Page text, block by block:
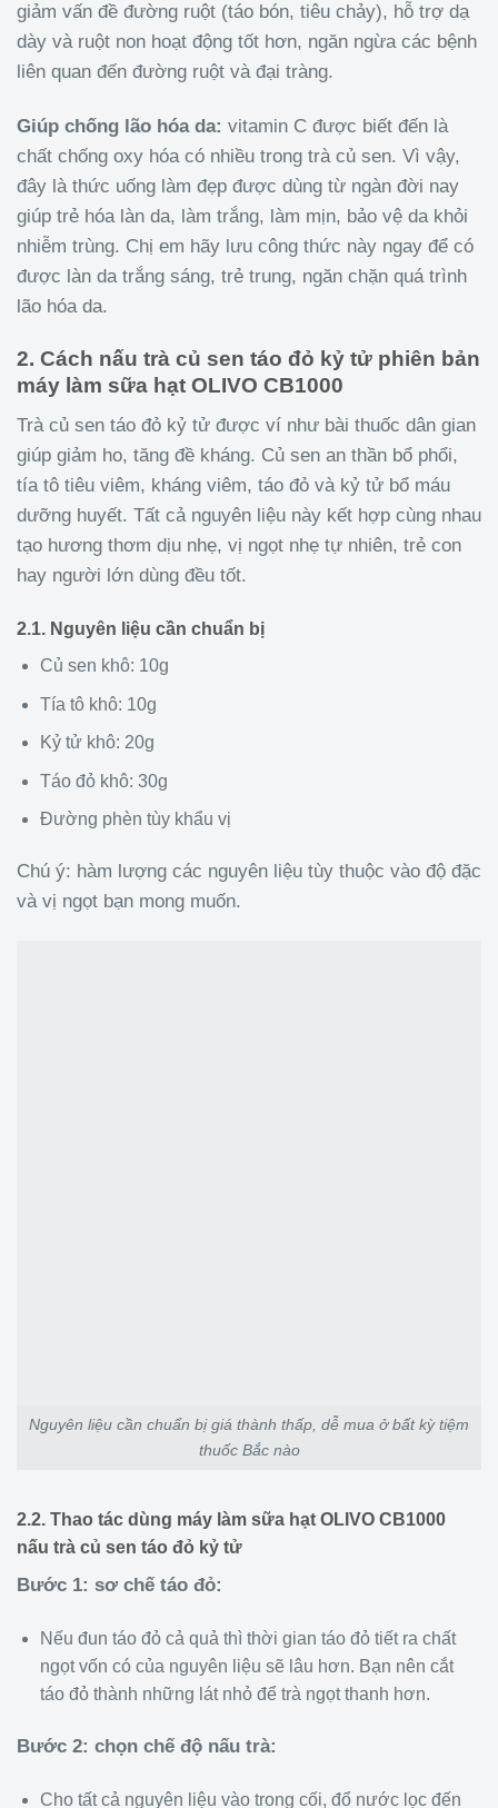
giảm vấn đề đường ruột (táo bón, tiêu chảy), hỗ trợ dạ
dày và ruột non hoạt động tốt hơn, ngăn ngừa các bệnh
liên quan đến đường ruột và đại tràng.
Giúp chống lão hóa da: vitamin C được biết đến là
chất chống oxy hóa có nhiều trong trà củ sen. Vì vậy,
đây là thức uống làm đẹp được dùng từ ngàn đời nay
giúp trẻ hóa làn da, làm trắng, làm mịn, bảo vệ da khỏi
nhiễm trùng. Chị em hãy lưu công thức này ngay để có
được làn da trắng sáng, trẻ trung, ngăn chặn quá trình
lão hóa da.
2. Cách nấu trà củ sen táo đỏ kỷ tử phiên bản
máy làm sữa hạt OLIVO CB1000
Trà củ sen táo đỏ kỷ tử được ví như bài thuốc dân gian
giúp giảm ho, tăng đề kháng. Củ sen an thần bổ phổi,
tía tô tiêu viêm, kháng viêm, táo đỏ và kỷ tử bổ máu
dưỡng huyết. Tất cả nguyên liệu này kết hợp cùng nhau
tạo hương thơm dịu nhẹ, vị ngọt nhẹ tự nhiên, trẻ con
hay người lớn dùng đều tốt.
2.1. Nguyên liệu cần chuẩn bị
Củ sen khô: 10g
Tía tô khô: 10g
Kỷ tử khô: 20g
Táo đỏ khô: 30g
Đường phèn tùy khẩu vị
Chú ý: hàm lượng các nguyên liệu tùy thuộc vào độ đặc
và vị ngọt bạn mong muốn.
Nguyên liệu cần chuẩn bị giá thành thấp, dễ mua ở bất kỳ tiệm
thuốc Bắc nào
2.2. Thao tác dùng máy làm sữa hạt OLIVO CB1000
nấu trà củ sen táo đỏ kỷ tử
Bước 1: sơ chế táo đỏ:
Nếu đun táo đỏ cả quả thì thời gian táo đỏ tiết ra chất
ngọt vốn có của nguyên liệu sẽ lâu hơn. Bạn nên cắt
táo đỏ thành những lát nhỏ để trà ngọt thanh hơn.
Bước 2: chọn chế độ nấu trà:
Cho tất cả nguyên liệu vào trong cối, đổ nước lọc đến